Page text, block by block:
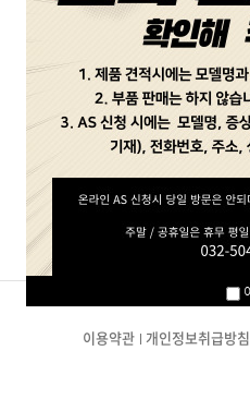
이용약관 개인정보취급방침